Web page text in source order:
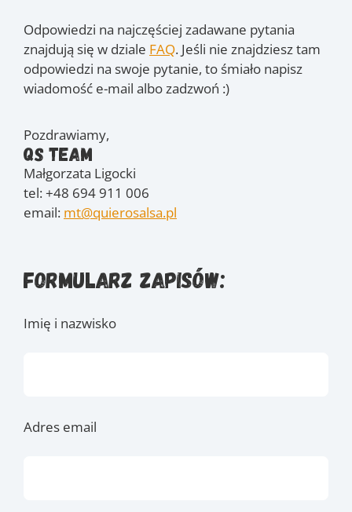
Odpowiedzi na najczęściej zadawane pytania
znajdują się w dziale FAQ. Jeśli nie znajdziesz tam
odpowiedzi na swoje pytanie, to śmiało napisz
wiadomość e-mail albo zadzwoń :)
Pozdrawiamy,
QS Team
Małgorzata Ligocki
tel: +48 694 911 006
email: mt@quierosalsa.pl
Formularz zapisów:
Imię i nazwisko
Adres email